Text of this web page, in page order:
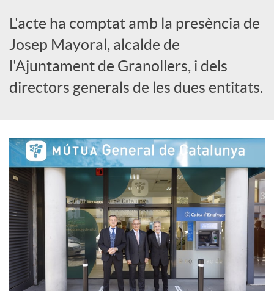
d
o
r
d
e
c
o
L'acte ha comptat amb la presència de
Josep Mayoral, alcalde de
l'Ajuntament de Granollers, i dels
directors generals de les dues entitats.